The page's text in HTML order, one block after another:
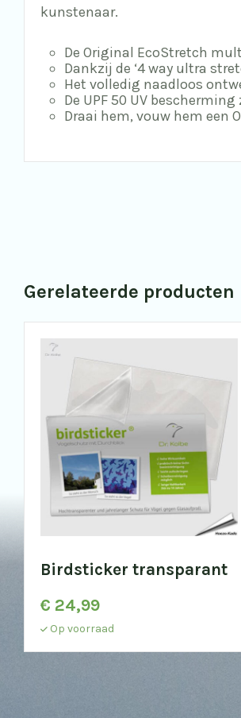
kunstenaar.
De Original EcoStretch
Dankzij de ‘4 way ultra
Het volledig naadloos
De UPF 50 UV
Draai hem, vouw hem een
Gerelateerde producten
Birdsticker transparant
€ 24,99
Op voorraad